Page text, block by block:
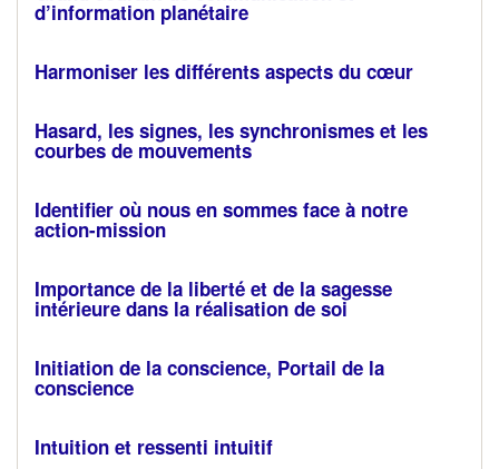
d’information planétaire
Harmoniser les différents aspects du cœur
Hasard, les signes, les synchronismes et les
courbes de mouvements
Identifier où nous en sommes face à notre
action-mission
Importance de la liberté et de la sagesse
intérieure dans la réalisation de soi
Initiation de la conscience, Portail de la
conscience
Intuition et ressenti intuitif